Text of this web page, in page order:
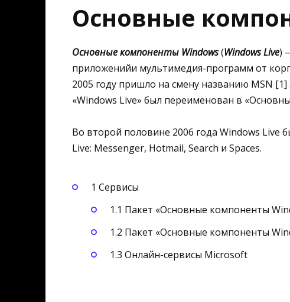
Основные
Основные компоненты Windows(Windows Live)
приложенийи мультимедия-программ от
2005 году пришло на смену названию MSN
«Windows Live» был переименован в
Во второй половине 2006 года Windows Live
Live: Messenger, Hotmail, Search и Spaces.
1 Сервисы
1.1 Пакет «Основные компоненты
1.2 Пакет «Основные компоненты
1.3 Онлайн-сервисы Microsoft